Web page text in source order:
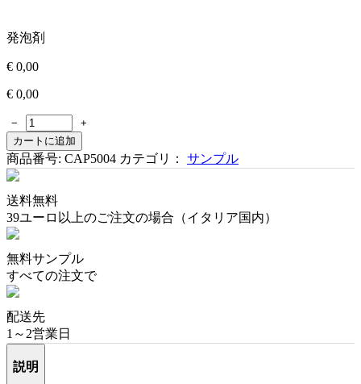
発泡剤
€ 0,00
€ 0,00
−
+
カートに追加
商品番号: CAP5004 カテゴリ： サンプル
送料無料
39ユーロ以上のご注文の場合（イタリア国内）
無料サンプル
すべての注文で
配送先
1～2営業日
説明